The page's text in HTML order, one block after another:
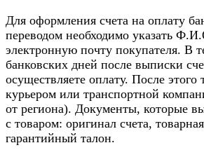
Для оформления счета на оплату
переводом необходимо указать
электронную почту покупателя. В
банковских дней после выписки
осуществляете оплату. После этого
курьером или транспортной
от региона). Документы, которые
с товаром: оригинал счета,
гарантийный талон.